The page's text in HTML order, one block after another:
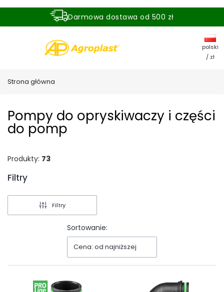
Darmowa dostawa od 500 zł
polski
/ zł
Strona główna
Pompy do opryskiwaczy i części
do pomp
Produkty: 73
Filtry
Koniec filtrów
Filtry
Sortowanie:
Cena: od najniższej